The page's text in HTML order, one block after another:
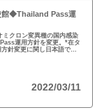
◆Thailand Pass運
ミクロン変異種の国内感染
運用方針を変更。*在タ
針変更に関し日本語で情
2022/03/11